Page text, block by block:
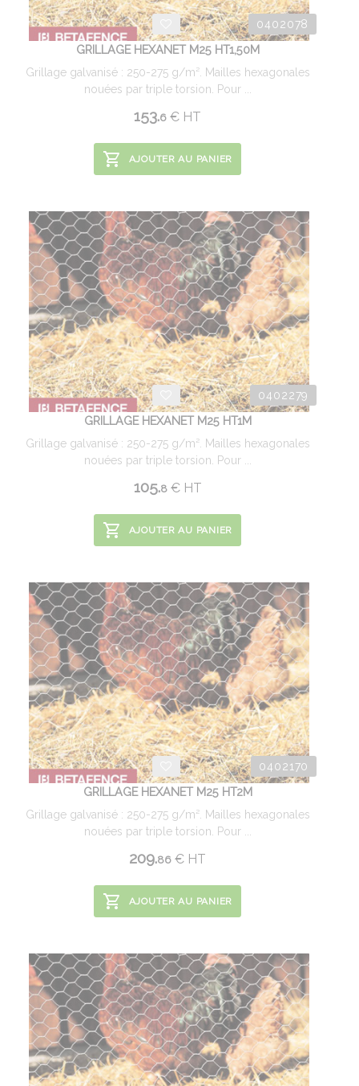
0402078
GRILLAGE HEXANET M25 HT1,50M
Grillage galvanisé : 250-275 g/m². Mailles hexagonales
nouées par triple torsion. Pour ...
153.6 € HT
AJOUTER AU PANIER
0402279
GRILLAGE HEXANET M25 HT1M
Grillage galvanisé : 250-275 g/m². Mailles hexagonales
nouées par triple torsion. Pour ...
105.8 €HT
AJOUTER AU PANIER
0402170
GRILLAGE HEXANET M25 HT2M
Grillage galvanisé : 250-275 g/m². Mailles hexagonales
nouées par triple torsion. Pour ...
209.86 € HT
AJOUTER AU PANIER